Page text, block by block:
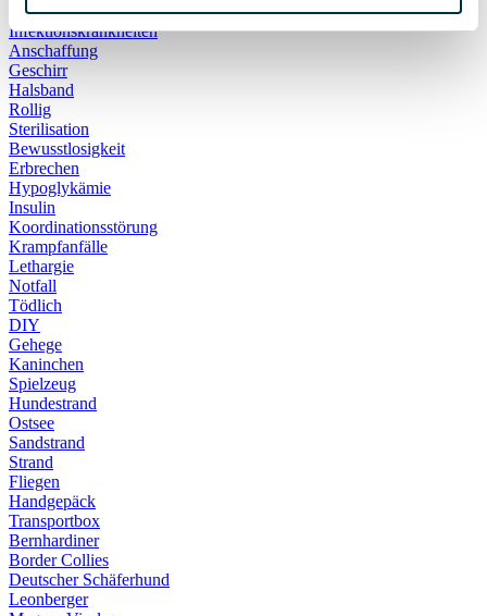
Corona
Infektionskrankheiten
Anschaffung
Geschirr
Halsband
Rollig
Sterilisation
Bewusstlosigkeit
Erbrechen
Hypoglykämie
Insulin
Koordinationsstörung
Krampfanfälle
Lethargie
Notfall
Tödlich
DIY
Gehege
Kaninchen
Spielzeug
Hundestrand
Ostsee
Sandstrand
Strand
Fliegen
Handgepäck
Transportbox
Bernhardiner
Border Collies
Deutscher Schäferhund
Leonberger